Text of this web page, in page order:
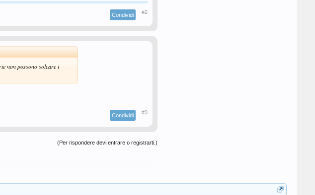
Condividi #2
non possono solcare i
Condividi #3
(Per rispondere devi entrare o registrarti.)